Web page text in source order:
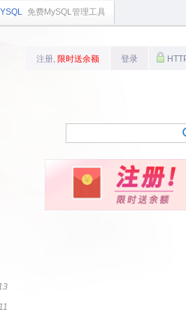
免费MySQL管理工具
注册, 限时送余额 登录